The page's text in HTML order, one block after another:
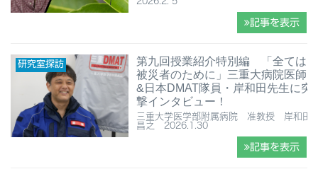
記事を表示
研究室探訪
第九回授業紹介特別編 「全ては
被災者のために」三重大病院医師
&日本DMAT隊員・岸和田先生に突
撃インタビュー！
三重大学医学部附属病院 准教授 岸和田
昌之 2026.1.30
記事を表示